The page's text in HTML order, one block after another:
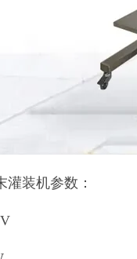
灌装机参数：